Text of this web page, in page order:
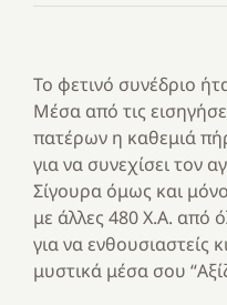
Το φετινό συνέδριο
Μέσα από τις
πατέρων η καθεμιά
για να συνεχίσει τον
Σίγουρα όμως και
με άλλες 480 Χ.Α. από
για να ενθουσιαστείς
μυστικά μέσα σου